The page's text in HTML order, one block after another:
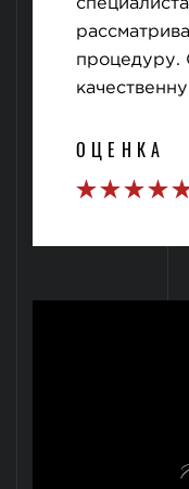
процедуру.
ОЦЕНКА